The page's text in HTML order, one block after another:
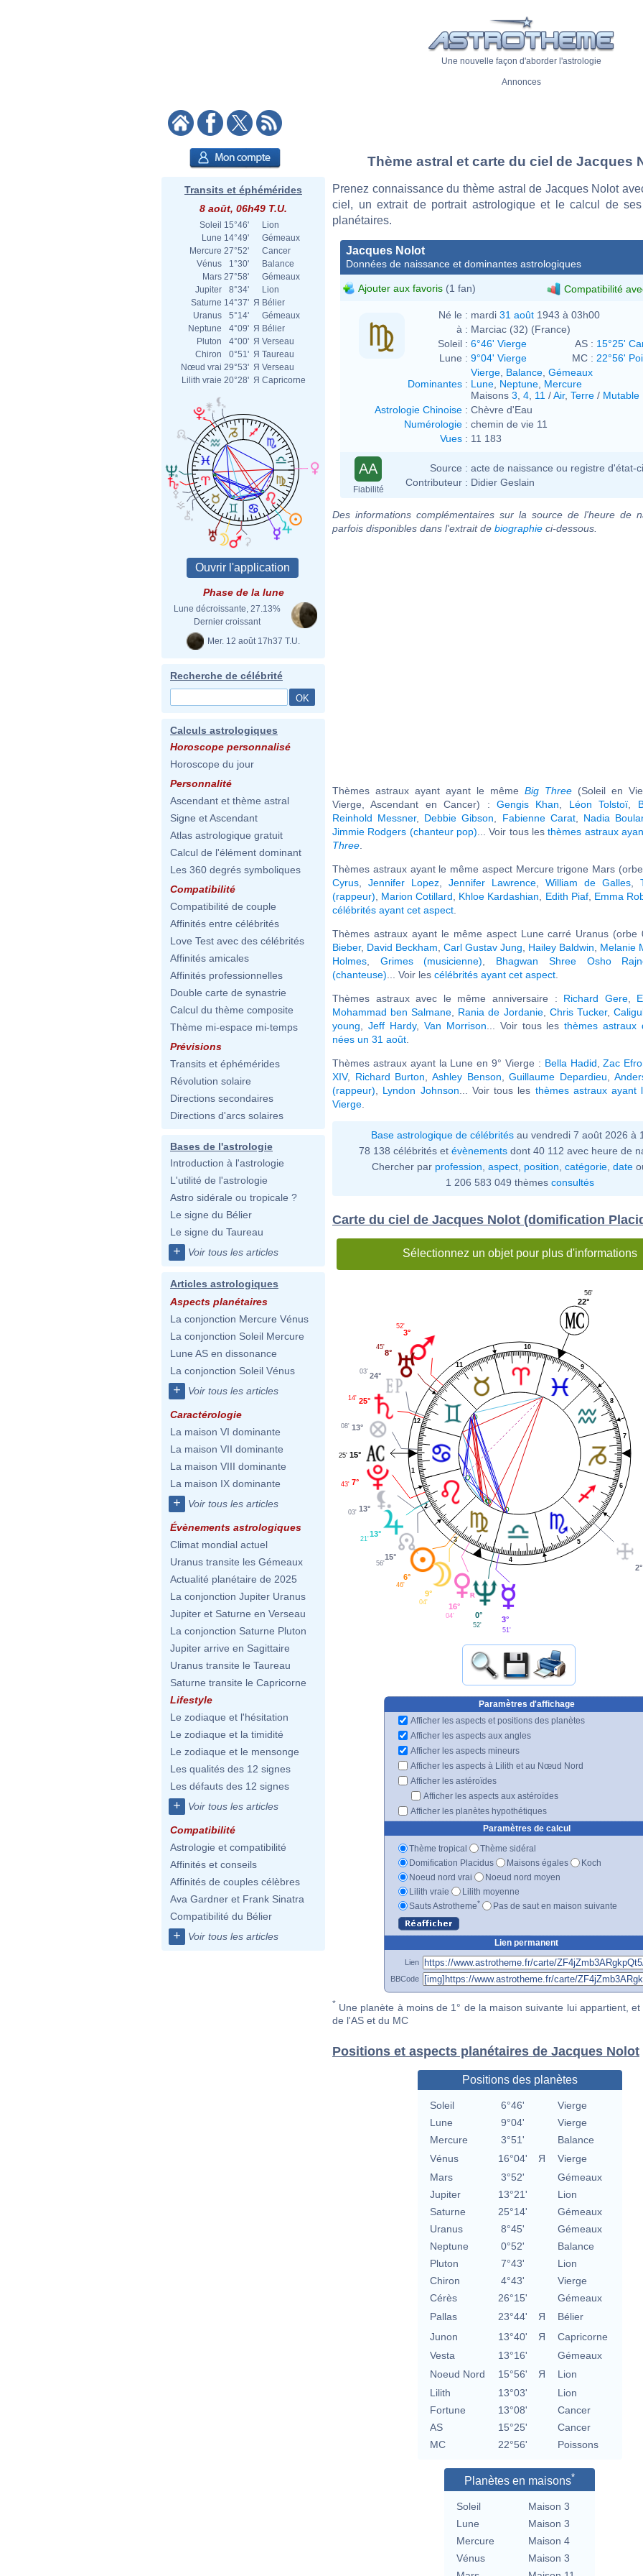
Une nouvelle façon d'aborder l'astrologie
Annonces
Transits et éphémérides
8 août, 06h49 T.U.
Soleil 15°46'
Lion
Lune 14°49'
Gémeaux
Mercure 27°52'
Cancer
Vénus
1°30'
Balance
Mars 27°58'
Gémeaux
Jupiter
8°34'
Lion
Saturne 14°37' Я Bélier
Uranus
5°14'
Gémeaux
Neptune
4°09' Я Bélier
Pluton
4°00' Я Verseau
Chiron
0°51' Я Taureau
Nœud vrai 29°53' Я Verseau
Lilith vraie 20°28' Я Capricorne
Phase de la lune
Lune décroissante, 27.13%
Dernier croissant
Mer. 12 août 17h37 T.U.
Recherche de célébrité
Calculs astrologiques
Horoscope personnalisé
Horoscope du jour
Personnalité
Ascendant et thème astral
Signe et Ascendant
Atlas astrologique gratuit
Calcul de l'élément dominant
Les 360 degrés symboliques
Compatibilité
Compatibilité de couple
Affinités entre célébrités
Love Test avec des célébrités
Affinités amicales
Affinités professionnelles
Double carte de synastrie
Calcul du thème composite
Thème mi-espace mi-temps
Prévisions
Transits et éphémérides
Révolution solaire
Directions secondaires
Directions d'arcs solaires
Bases de l'astrologie
Introduction à l'astrologie
L'utilité de l'astrologie
Astro sidérale ou tropicale ?
Le signe du Bélier
Le signe du Taureau
+ Voir tous les articles
Articles astrologiques
Aspects planétaires
La conjonction Mercure Vénus
La conjonction Soleil Mercure
Lune AS en dissonance
La conjonction Soleil Vénus
+ Voir tous les articles
Caractérologie
La maison VI dominante
La maison VII dominante
La maison VIII dominante
La maison IX dominante
+ Voir tous les articles
Évènements astrologiques
Climat mondial actuel
Uranus transite les Gémeaux
Actualité planétaire de 2025
La conjonction Jupiter Uranus
Jupiter et Saturne en Verseau
La conjonction Saturne Pluton
Jupiter arrive en Sagittaire
Uranus transite le Taureau
Saturne transite le Capricorne
Lifestyle
Le zodiaque et l'hésitation
Le zodiaque et la timidité
Le zodiaque et le mensonge
Les qualités des 12 signes
Les défauts des 12 signes
+ Voir tous les articles
Compatibilité
Astrologie et compatibilité
Affinités et conseils
Affinités de couples célèbres
Ava Gardner et Frank Sinatra
Compatibilité du Bélier
+ Voir tous les articles
Thème astral et carte du ciel de Jacques
Prenez connaissance du thème astral de Jacques Nolot
ciel, un extrait de portrait astrologique et le calcul de
planétaires.
Jacques Nolot
Données de naissance et dominantes astrologiques
Ajouter aux favoris (1 fan) Compatibilité
Né le : mardi 31 août 1943 à 03h00
à : Marciac (32) (France)
Soleil : 6°46' Vierge AS : 15°25'
Lune : 9°04' Vierge MC : 22°56'
Dominantes :
Vierge Balance Gémeaux
Lune Neptune Mercure
Maisons 3 4 11 /Air, Terre / Mutable
Astrologie Chinoise : Chèvre d'Eau
Numérologie : chemin de vie 11
Vues : 11 183
AA
Fiabilité
Source : acte de naissance ou registre d'état-
Contributeur : Didier Geslain
Des informations complémentaires sur la source de l'heure de
parfois disponibles dans l'extrait de biographie ci-dessous.
Thèmes astraux ayant ayant le même Big Three (Soleil en
Vierge, Ascendant en Cancer) : Gengis Khan Léon Tolstoï
Reinhold Messner, Debbie Gibson Fabienne Carat, Nadia
Jimmie Rodgers (chanteur pop) ... Voir tous lesthèmes astraux
Three
Thèmes astraux ayant le même aspect Mercure trigone Mars
Cyrus
Jennifer Lopez Jennifer Lawrence William de Galles
(rappeur)
Marion Cotillard Khloe Kardashian Edith Piaf, Emma
célébrités ayant cet aspect
Thèmes astraux ayant le même aspect Lune carré Uranus
Bieber, David Beckham Carl Gustav Jung Hailey Baldwin
Melanie
Holmes
Grimes (musicienne)
Bhagwan Shree Osho
(chanteuse) ... Voir les célébrités ayant cet aspect
Thèmes astraux avec le même anniversaire : Richard Gere,
Mohammad ben Salmane
Rania de Jordanie, Chris Tucker,
young
Jeff Hardy, Van Morrison ... Voir tous lesthèmes astraux
nées un 31 août
Thèmes astraux ayant la Lune en 9° Vierge : Bella Hadid ,Zac
XIV, Richard Burton ,Ashley Benson ,Guillaume Depardieu
(rappeur)
Lyndon Johnson ... Voir tous les thèmes astraux ayant
Vierge
Base astrologique de célébrités au vendredi 7 août 2026 à
78 138 célébrités et évènementsdont 40 112 avec heure de
Chercher par profession aspect position catégorie date
1 206 583 049 thèmes consultés
Carte du ciel de Jacques Nolot (domification
Sélectionnez un objet pour plus d'informations
1
2
3
4
5
6
7
8
9
10
11
12
22°
56'
3°
52'
8°
45'
24°
03'
25°
14'
13°
08'
15°
25'
7°
43'
13°
03'
13°
21'
15°
56'
6°
46'
9°
04' 16°
04' 0°
52'
3°
51'
2°
Paramètres d'affichage
Afficher les aspects et positions des planètes
Afficher les aspects aux angles
Afficher les aspects mineurs
Afficher les aspects à Lilith et au Nœud Nord
Afficher les astéroïdes
Afficher les aspects aux astéroïdes
Afficher les planètes hypothétiques
Paramètres de calcul
Thème tropical
Thème sidéral
Domification Placidus
Maisons égales
Koch
Noeud nord vrai
Noeud nord moyen
Lilith vraie
Lilith moyenne
Sauts Astrotheme* Pas de saut en maison suivante
Lien permanent
Lien
BBCode
* Une planète à moins de 1° de la maison suivante lui appartient, et
de l'AS et du MC
Positions et aspects planétaires de Jacques Nolot
Positions des planètes
Soleil 6°46'
Vierge
Lune
9°04'
Vierge
Mercure
3°51'
Balance
Vénus
16°04' Я
Vierge
Mars
3°52'
Gémeaux
Jupiter
13°21'
Lion
Saturne
25°14'
Gémeaux
Uranus
8°45'
Gémeaux
Neptune
0°52'
Balance
Pluton
7°43'
Lion
Chiron
4°43'
Vierge
Cérès
26°15'
Gémeaux
Pallas
23°44' Я
Bélier
Junon
13°40' Я
Capricorne
Vesta
13°16'
Gémeaux
Noeud Nord
15°56' Я
Lion
Lilith
13°03'
Lion
Fortune
13°08'
Cancer
AS
15°25'
Cancer
MC
22°56' Poissons
Planètes en maisons*
Soleil
Maison 3
Lune
Maison 3
Mercure
Maison 4
Vénus
Maison 3